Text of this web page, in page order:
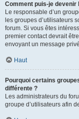
Comment puis-je devenir
Le responsable d’un
les groupes d’utilisateurs
forum. Si vous êtes
premier contact devrait
envoyant un message
Haut
Pourquoi certains
différente ?
Les administrateurs du
groupe d’utilisateurs afin